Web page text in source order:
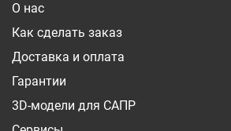
О нас
Как сделать заказ
Доставка и оплата
Гарантии
3D-модели для САПР